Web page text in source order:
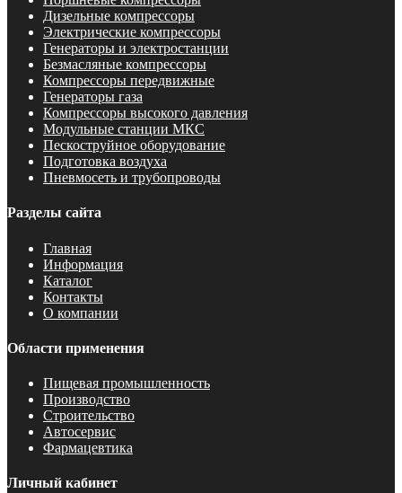
Дизельные компрессоры
Электрические компрессоры
Генераторы и электростанции
Безмасляные компрессоры
Компрессоры передвижные
Генераторы газа
Компрессоры высокого давления
Модульные станции МКС
Пескоструйное оборудование
Подготовка воздуха
Пневмосеть и трубопроводы
Разделы сайта
Главная
Информация
Каталог
Контакты
О компании
Области применения
Пищевая промышленность
Производство
Строительство
Автосервис
Фармацевтика
Личный кабинет